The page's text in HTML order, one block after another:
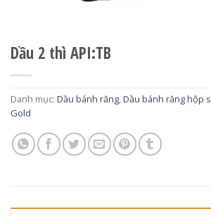
Dầu 2 thì API:TB
Danh mục: Dầu bánh răng,Dầu bánh răng hộp
Gold